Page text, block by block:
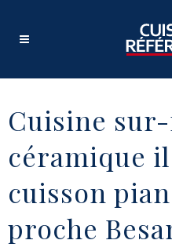
Cuisine
céramique
cuisson
proche